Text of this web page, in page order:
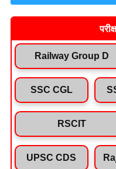
Railway Group D
SSC CGL
RSCIT
UPSC CDS